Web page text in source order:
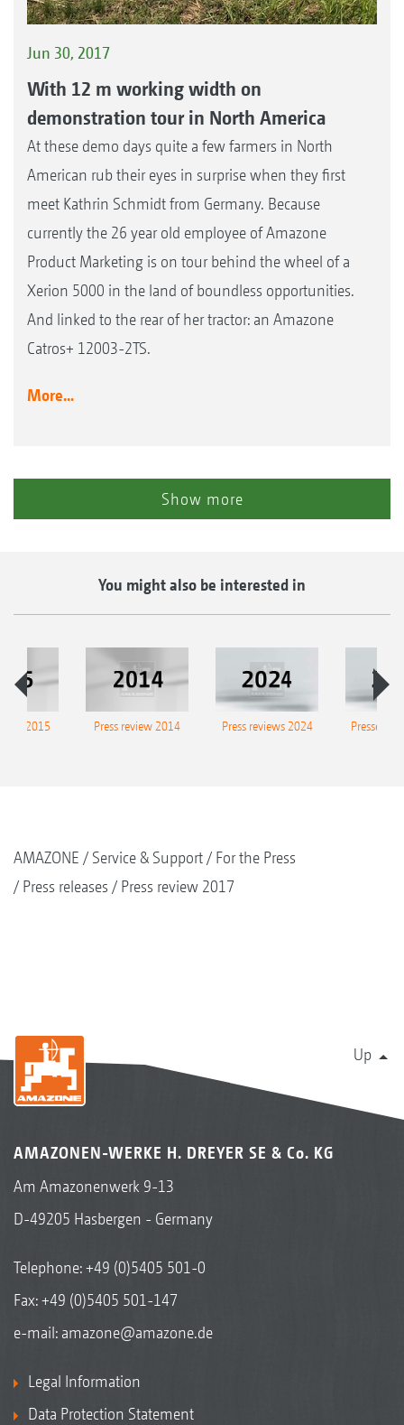
Jun 30, 2017
With 12 m working width on
demonstration tour in North America
At these demo days quite a few farmers in North
American rub their eyes in surprise when they first
meet Kathrin Schmidt from Germany. Because
currently the 26 year old employee of Amazone
Product Marketing is on tour behind the wheel of a
Xerion 5000 in the land of boundless opportunities.
And linked to the rear of her tractor: an Amazone
Catros+ 12003-2TS.
More...
Show more
You might also be interested in
2015 Press review 2014 Press reviews 2024 Presse-
AMAZONE Service & Support
For the Press
Press releases
Press review 2017
Up
AMAZONEN-WERKE H. DREYER SE & Co. KG
Am Amazonenwerk 9-13
D-49205 Hasbergen - Germany
Telephone:+49 (0)5405 501-0
Fax: +49 (0)5405 501-147
e-mail: amazone@amazone.de
Legal Information
Data Protection Statement